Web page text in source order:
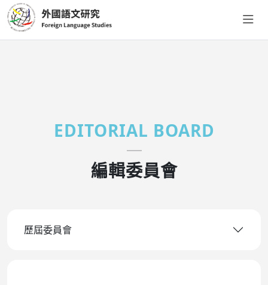
EDITORIAL BOARD
編輯委員會
歷屆委員會